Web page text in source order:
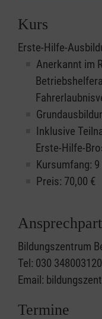
Kurs
Erste-Hilfe-
Anerkannt im
Inklusive
Erste-Hilfe-
Kursumfang:
Preis: 70,00 €
Bildungszentrum
Tel: 030 348003120
Email:
Termine